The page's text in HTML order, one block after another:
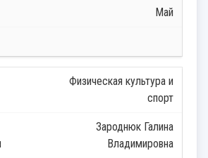
Май
Физическая культура и
спорт
Зароднюк Галина
Владимировна